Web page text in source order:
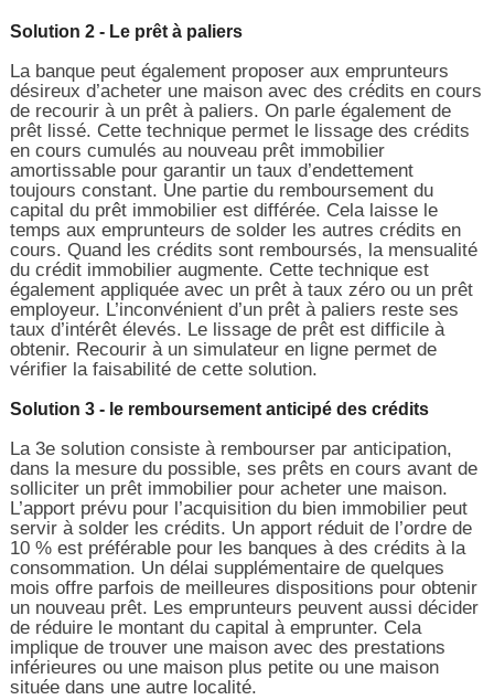
Solution 2 - Le prêt à paliers
La banque peut également proposer aux emprunteurs
désireux d’acheter une maison avec des crédits en cours
de recourir à un prêt à paliers. On parle également de
prêt lissé. Cette technique permet le lissage des crédits
en cours cumulés au nouveau prêt immobilier
amortissable pour garantir un taux d’endettement
toujours constant. Une partie du remboursement du
capital du prêt immobilier est différée. Cela laisse le
temps aux emprunteurs de solder les autres crédits en
cours. Quand les crédits sont remboursés, la mensualité
du crédit immobilier augmente. Cette technique est
également appliquée avec un prêt à taux zéro ou un prêt
employeur. L’inconvénient d’un prêt à paliers reste ses
taux d’intérêt élevés. Le lissage de prêt est difficile à
obtenir. Recourir à un simulateur en ligne permet de
vérifier la faisabilité de cette solution.
Solution 3 - le remboursement anticipé des crédits
La 3e solution consiste à rembourser par anticipation,
dans la mesure du possible, ses prêts en cours avant de
solliciter un prêt immobilier pour acheter une maison.
L’apport prévu pour l’acquisition du bien immobilier peut
servir à solder les crédits. Un apport réduit de l’ordre de
10 % est préférable pour les banques à des crédits à la
consommation. Un délai supplémentaire de quelques
mois offre parfois de meilleures dispositions pour obtenir
un nouveau prêt. Les emprunteurs peuvent aussi décider
de réduire le montant du capital à emprunter. Cela
implique de trouver une maison avec des prestations
inférieures ou une maison plus petite ou une maison
située dans une autre localité.